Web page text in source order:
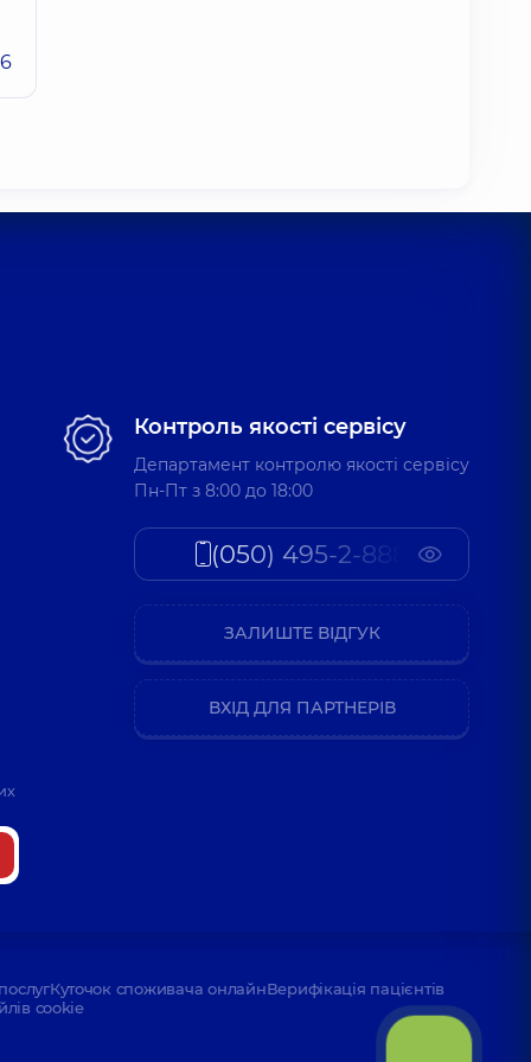
Контроль якості сервісу
Департамент контролю якості сервісу
Пн-Пт з 8:00 до 18:00
(050) 495-2-888
ЗАЛИШТЕ ВІДГУК
ВХІД ДЛЯ ПАРТНЕРІВ
Куточок споживача онлайнВерифікація пацієнтів
cookie